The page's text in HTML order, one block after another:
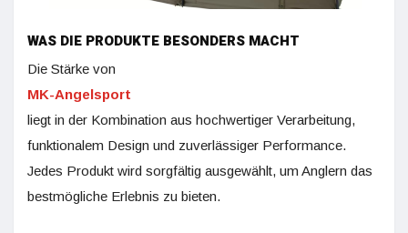
WAS DIE PRODUKTE BESONDERS MACHT
Die Stärke von
MK-Angelsport
liegt in der Kombination aus hochwertiger Verarbeitung,
funktionalem Design und zuverlässiger Performance.
Jedes Produkt wird sorgfältig ausgewählt, um Anglern das
bestmögliche Erlebnis zu bieten.